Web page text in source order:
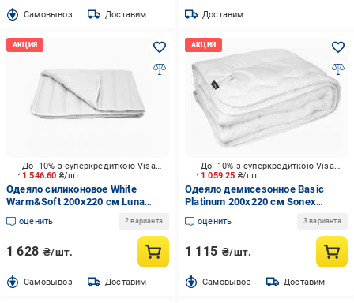
Cамовывоз Доставим Доставим
1 546.60 ₴/шт.
До -10% з суперкредиткою Visa Вигода
Одеяло силиконовое White
Warm&Soft 200x220 см Luna
белый
оценить 2 варианта
1 628 ₴/шт.
Cамовывоз Доставим
1 059.25 ₴/шт.
До -10% з суперкредиткою Visa Вигода
Одеяло демисезонное Basic
Platinum 200x220 см Sonex
белый
оценить 3 варианта
1 115 ₴/шт.
Cамовывоз Доставим